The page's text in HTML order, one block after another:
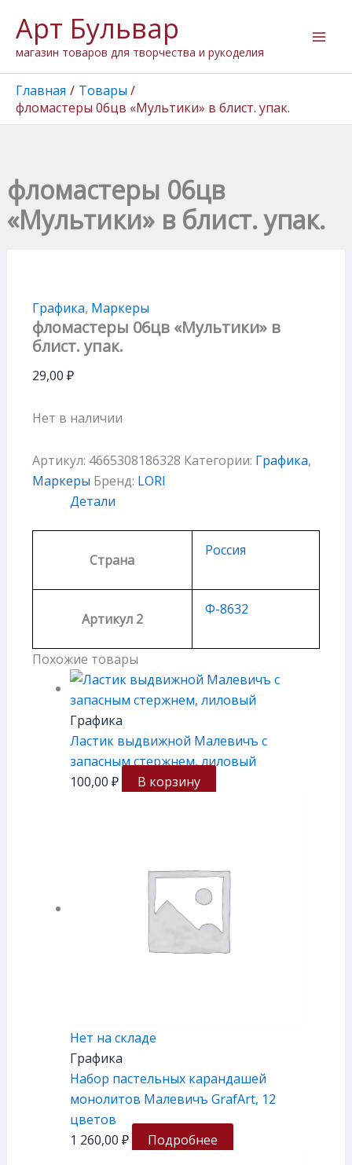
содержимому
Арт Бульвар
магазин товаров для творчества и рукоделия
Главная
Товары
фломастеры 06цв «Мультики» в блист. упак.
фломастеры 06цв
«Мультики» в блист. упак.
Графика, Маркеры
фломастеры 06цв «Мультики» в
блист. упак.
29,00 ₽
Нет в наличии
Артикул: 4665308186328 Категории: Графика,
Маркеры Бренд: LORI
Детали
Страна
Россия
Артикул 2
Ф-8632
Похожие товары
Графика
Ластик выдвижной Малевичъ с
запасным стержнем, лиловый
100,00 ₽ В корзину
Нет на складе
Графика
Набор пастельных карандашей
монолитов Малевичъ GrafArt, 12
цветов
1 260,00 ₽ Подробнее